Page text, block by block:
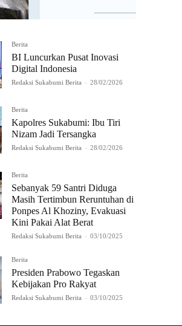
Berita
BI Luncurkan Pusat Inovasi
Digital Indonesia
Redaksi Sukabumi Berita - 28/02/2026
Berita
Kapolres Sukabumi: Ibu Tiri
Nizam Jadi Tersangka
Redaksi Sukabumi Berita - 28/02/2026
Berita
Sebanyak 59 Santri Diduga
Masih Tertimbun Reruntuhan di
Ponpes Al Khoziny, Evakuasi
Kini Pakai Alat Berat
Redaksi Sukabumi Berita - 03/10/2025
Berita
Presiden Prabowo Tegaskan
Kebijakan Pro Rakyat
Redaksi Sukabumi Berita - 03/10/2025